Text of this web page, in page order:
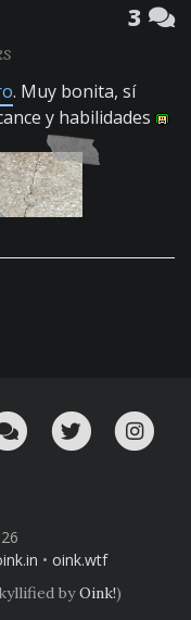
3
. Muy bonita, sí
y habilidades
en Telegram!
TV Charla con nosotros
Twitter
• oink.wtf
byOink!)